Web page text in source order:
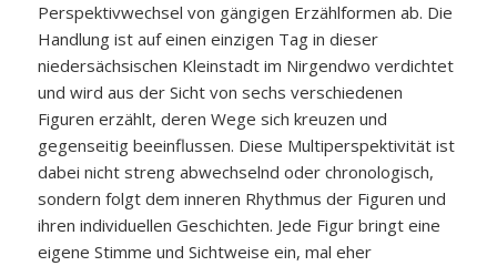
Perspektivwechsel von gängigen Erzählformen ab. Die
Handlung ist auf einen einzigen Tag in dieser
niedersächsischen Kleinstadt im Nirgendwo verdichtet
und wird aus der Sicht von sechs verschiedenen
Figuren erzählt, deren Wege sich kreuzen und
gegenseitig beeinflussen. Diese Multiperspektivität ist
dabei nicht streng abwechselnd oder chronologisch,
sondern folgt dem inneren Rhythmus der Figuren und
ihren individuellen Geschichten. Jede Figur bringt eine
eigene Stimme und Sichtweise ein, mal eher